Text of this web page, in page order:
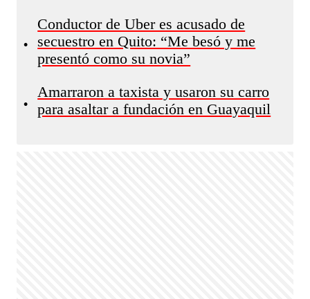
•
Conductor de Uber es acusado de
secuestro en Quito: “Me besó y me
presentó como su novia”
•
Amarraron a taxista y usaron su carro
para asaltar a fundación en Guayaquil